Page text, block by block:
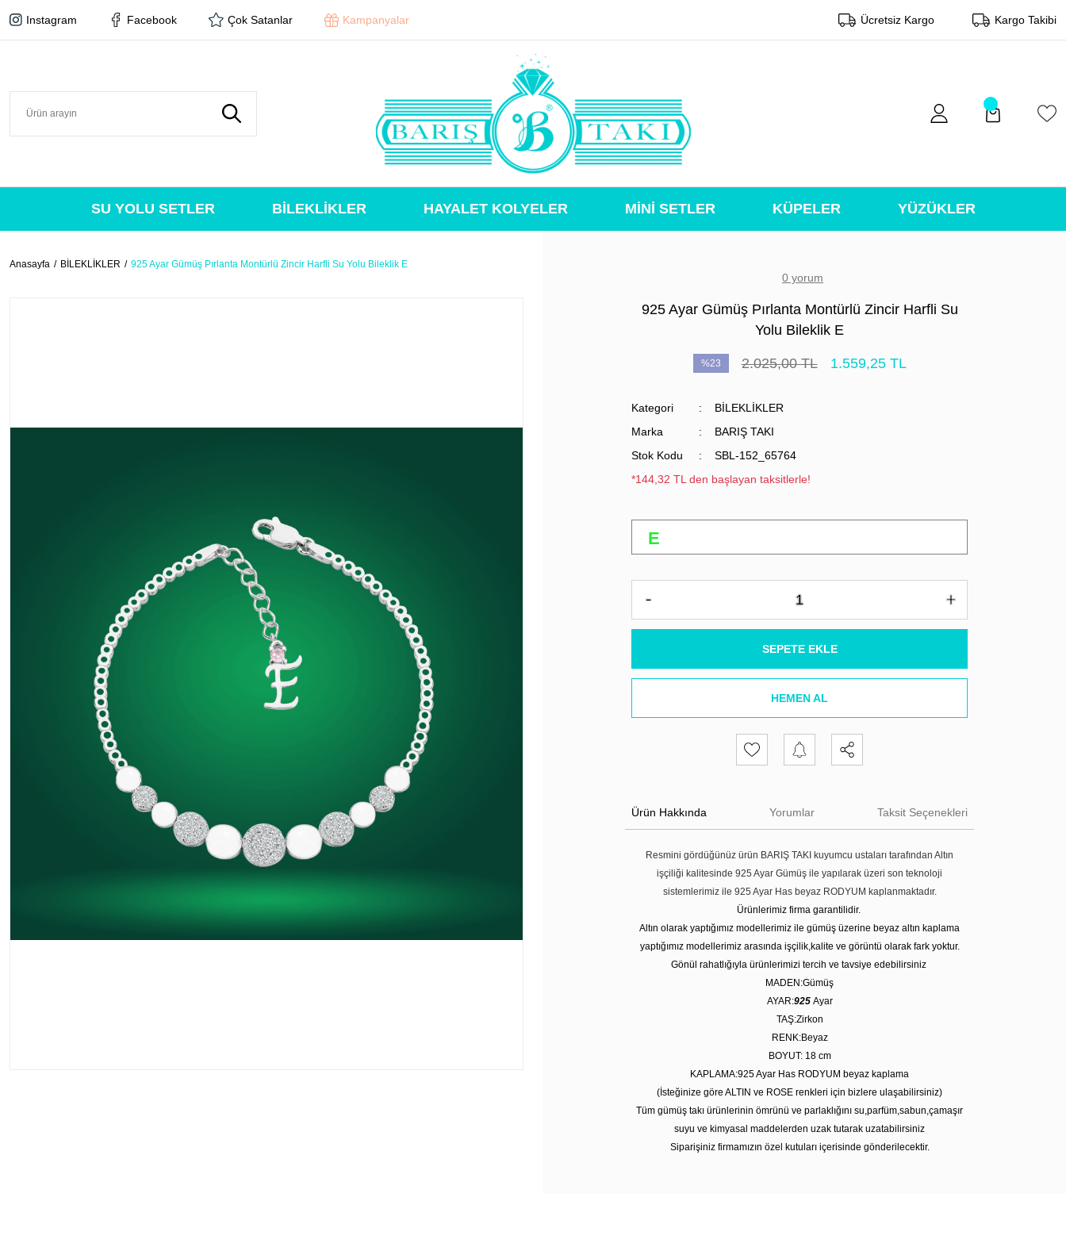
Instagram Facebook Çok Satanlar Kampanyalar Ücretsiz Kargo Kargo Takibi
SU YOLU SETLER BİLEKLİKLER HAYALET KOLYELER MİNİ SETLER KÜPELER YÜZÜKLER
Anasayfa BİLEKLİKLER 925 Ayar Gümüş Pırlanta Montürlü Zincir Harfli Su Yolu Bileklik E
0 yorum
925 Ayar Gümüş Pırlanta Montürlü Zincir Harfli Su
Yolu Bileklik E
%23 2.025,00 TL 1.559,25 TL
Kategori
BİLEKLİKLER
Marka
BARIŞ TAKI
Stok Kodu
SBL-152_65764
*144,32 TL den başlayan taksitlerle!
SEPETE EKLE
HEMEN AL
Ürün Hakkında Yorumlar Taksit Seçenekleri
Resmini gördüğünüz ürün BARIŞ TAKI kuyumcu ustaları tarafından Altın
işçiliği kalitesinde 925 Ayar Gümüş ile yapılarak üzeri son teknoloji
sistemlerimiz ile 925 Ayar Has beyaz RODYUM kaplanmaktadır.
Ürünlerimiz firma garantilidir.
Altın olarak yaptığımız modellerimiz ile gümüş üzerine beyaz altın kaplama
yaptığımız modellerimiz arasında işçilik,kalite ve görüntü olarak fark yoktur.
Gönül rahatlığıyla ürünlerimizi tercih ve tavsiye edebilirsiniz
MADEN:Gümüş
AYAR:925 Ayar
TAŞ:Zirkon
RENK:Beyaz
BOYUT: 18 cm
KAPLAMA:925 Ayar Has RODYUM beyaz kaplama
(İsteğinize göre ALTIN ve ROSE renkleri için bizlere ulaşabilirsiniz)
Tüm gümüş takı ürünlerinin ömrünü ve parlaklığını su,parfüm,sabun,çamaşır
suyu ve kimyasal maddelerden uzak tutarak uzatabilirsiniz
Siparişiniz firmamızın özel kutuları içerisinde gönderilecektir.